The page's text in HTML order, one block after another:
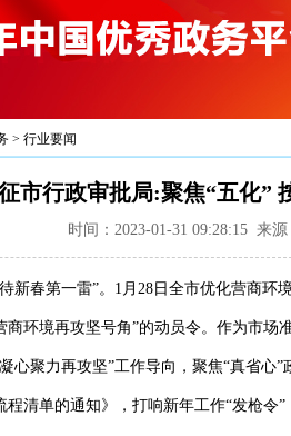
> 行业要闻
市行政审批局:聚焦“五化”
时间：2023-01-31 09:28:15 来
春第一雷”。1月28日全市优化营商环
商环境再攻坚号角”的动员令。作为市
心聚力再攻坚”工作导向，聚焦“真省心
清单的通知》，打响新年工作“发枪令”